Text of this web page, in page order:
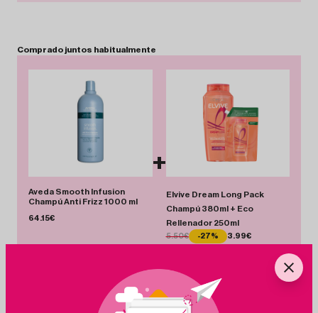
Comprado juntos habitualmente
Aveda Smooth Infusion
Champú Anti Frizz 1000 ml
64.15€
+
Elvive Dream Long Pack
Champú 380ml + Eco
Rellenador 250ml
5.50€ -27% 3.99€
Total 68.14 € Añadir Pack